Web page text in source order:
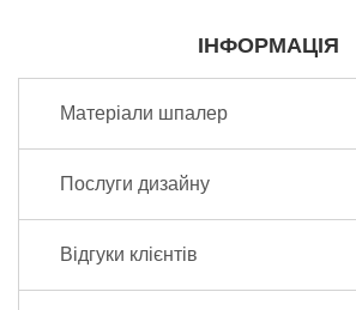
ІНФОРМАЦІЯ
Матеріали шпалер
Послуги дизайну
Відгуки клієнтів